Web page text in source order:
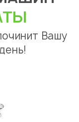
Алматы
Вашу